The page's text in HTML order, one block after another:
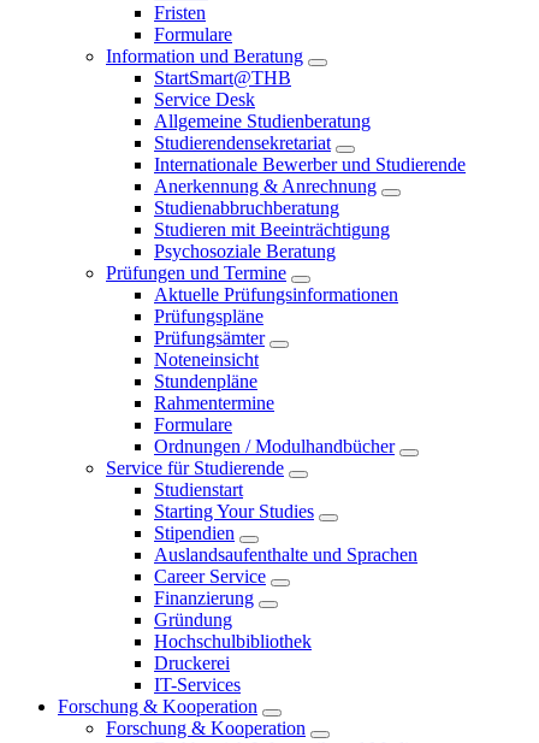
Fristen
Formulare
Information und Beratung
StartSmart@THB
Service Desk
Allgemeine Studienberatung
Studierendensekretariat
Internationale Bewerber und Studierende
Anerkennung & Anrechnung
Studienabbruchberatung
Studieren mit Beeinträchtigung
Psychosoziale Beratung
Prüfungen und Termine
Aktuelle Prüfungsinformationen
Prüfungspläne
Prüfungsämter
Noteneinsicht
Stundenpläne
Rahmentermine
Formulare
Ordnungen / Modulhandbücher
Service für Studierende
Studienstart
Starting Your Studies
Stipendien
Auslandsaufenthalte und Sprachen
Career Service
Finanzierung
Gründung
Hochschulbibliothek
Druckerei
IT-Services
Forschung & Kooperation
Forschung & Kooperation